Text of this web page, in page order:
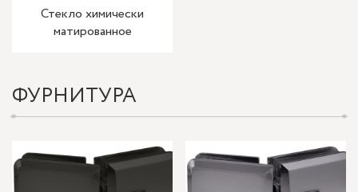
Стекло химически
матированное
ФУРНИТУРА